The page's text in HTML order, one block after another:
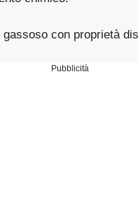
con proprietà
Pubblicità